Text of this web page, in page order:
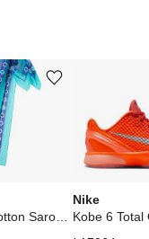
Ürünü istek listesine ekle veya listeden çıkar
Nike
Kobe 6